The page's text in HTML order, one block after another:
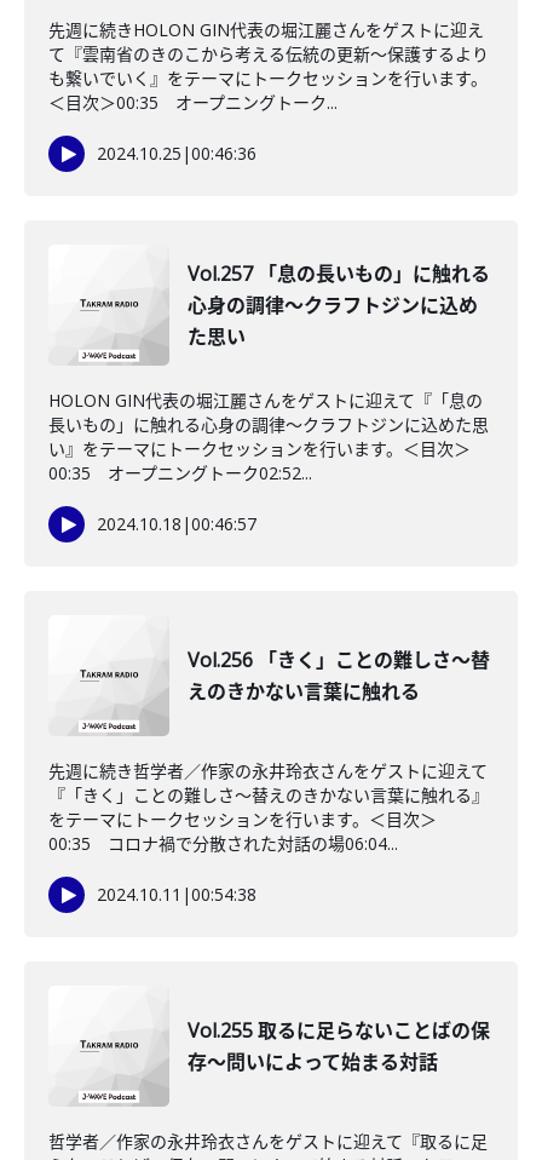
先週に続きHOLON GIN代表の堀江麗さんをゲストに迎え
て『雲南省のきのこから考える伝統の更新～保護するより
も繋いでいく』をテーマにトークセッションを行います。
＜目次＞00:35 オープニングトーク...
2024.10.25 |00:46:36
Vol.257 「息の長いもの」に触れる
心身の調律～クラフトジンに込め
た思い
HOLON GIN代表の堀江麗さんをゲストに迎えて『「息の
長いもの」に触れる心身の調律～クラフトジンに込めた思
い』をテーマにトークセッションを行います。＜目次＞
00:35 オープニングトーク02:52...
2024.10.18 |00:46:57
Vol.256 「きく」ことの難しさ～替
えのきかない言葉に触れる
先週に続き哲学者／作家の永井玲衣さんをゲストに迎えて
『「きく」ことの難しさ～替えのきかない言葉に触れる』
をテーマにトークセッションを行います。＜目次＞
00:35 コロナ禍で分散された対話の場06:04...
2024.10.11 |00:54:38
Vol.255 取るに足らないことばの保
存～問いによって始まる対話
哲学者／作家の永井玲衣さんをゲストに迎えて『取るに足